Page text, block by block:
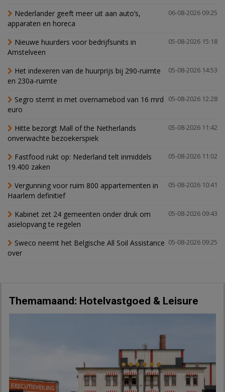
06-08-2026 09:25
Nederlander geeft meer uit aan auto’s,
apparaten en horeca
05-08-2026 15:18
Nieuwe huurders voor bedrijfsunits in
Amstelveen
05-08-2026 14:53
Het indexeren van de huurprijs bij 290-ruimte
en 230a-ruimte
05-08-2026 12:28
Segro stemt in met overnamebod van 16 mrd
euro
05-08-2026 11:42
Hitte bezorgt Mall of the Netherlands
onverwachte bezoekerspiek
05-08-2026 11:02
Fastfood rukt op: Nederland telt inmiddels
19.400 zaken
05-08-2026 10:41
Vergunning voor ruim 800 appartementen in
Haarlem definitief
05-08-2026 09:43
Kabinet zet 24 gemeenten onder druk om
asielopvang te regelen
05-08-2026 09:25
Sweco neemt het Belgische All Soil Assistance
over
Themamaand: Hotelvastgoed & Leisure